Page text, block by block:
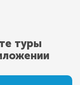
туры